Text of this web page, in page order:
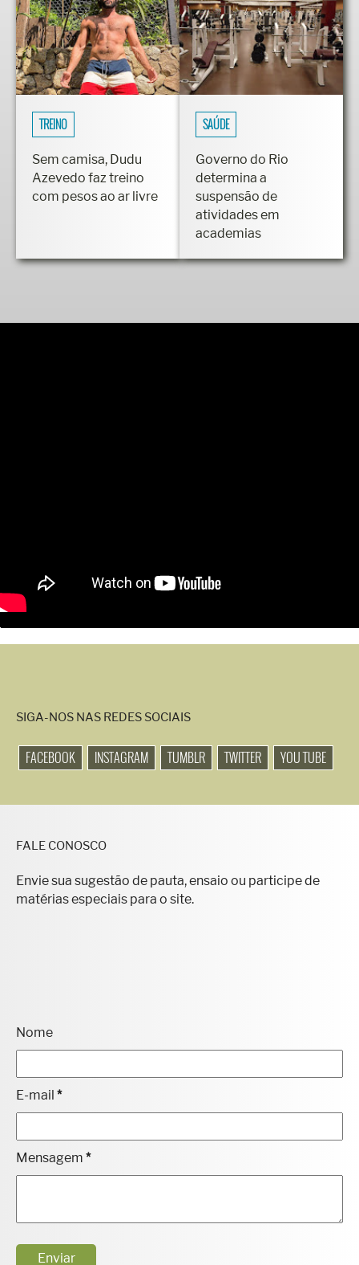
TREINO
Sem camisa, Dudu
Azevedo faz treino
com pesos ao ar livre
SAÚDE
Governo do Rio
determina a
suspensão de
atividades em
academias
SIGA-NOS NAS REDES SOCIAIS
FACEBOOK INSTAGRAM TUMBLR TWITTER YOU TUBE
FALE CONOSCO
Envie sua sugestão de pauta, ensaio ou participe de
matérias especiais para o site.
Nome
E-mail *
Mensagem *